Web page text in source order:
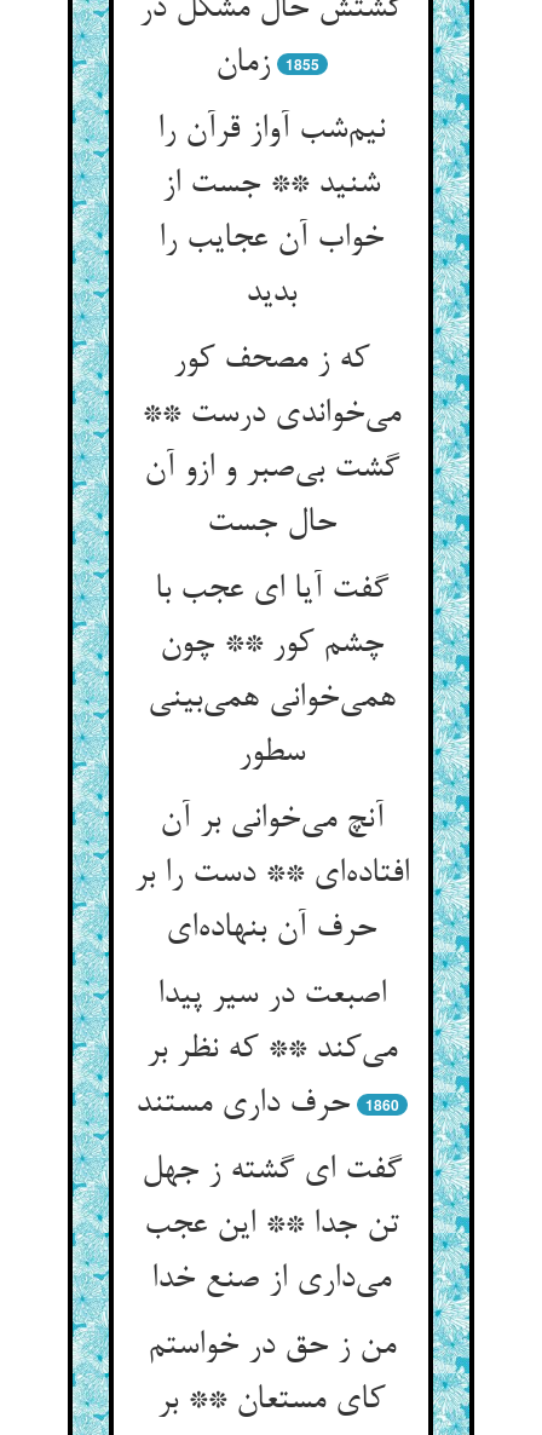
گشتش حال مشکل در
زمان
1855
نیم‌شب آواز قرآن را
شنید ** جست از
خواب آن عجایب را
بدید
که ز مصحف کور
می‌خواندی درست **
گشت بی‌صبر و ازو آن
حال جست
گفت آیا ای عجب با
چشم کور ** چون
همی‌خوانی همی‌بینی
سطور
آنچ می‌خوانی بر آن
افتاده‌ای ** دست را بر
حرف آن بنهاده‌ای
اصبعت در سیر پیدا
می‌کند ** که نظر بر
حرف داری مستند
1860
گفت ای گشته ز جهل
تن جدا ** این عجب
می‌داری از صنع خدا
من ز حق در خواستم
کای مستعان ** بر